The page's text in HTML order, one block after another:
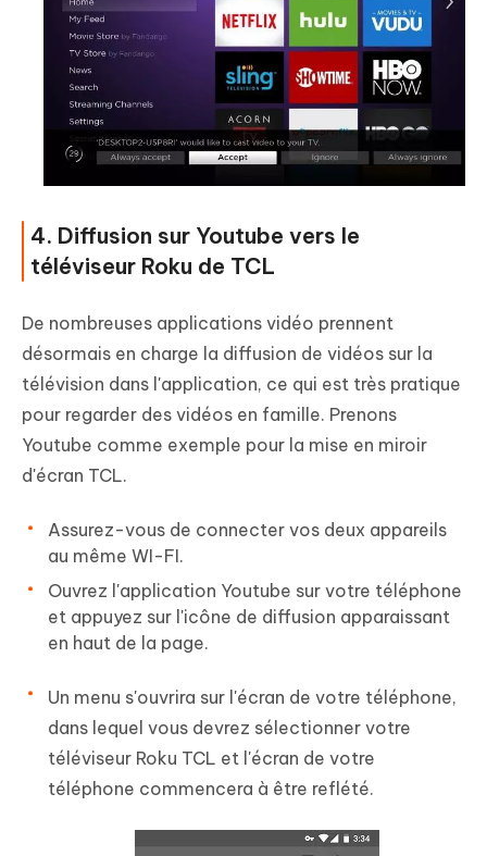
4. Diffusion sur Youtube vers le
téléviseur Roku de TCL
De nombreuses applications vidéo prennent
désormais en charge la diffusion de vidéos sur la
télévision dans l'application, ce qui est très pratique
pour regarder des vidéos en famille. Prenons
Youtube comme exemple pour la mise en miroir
d'écran TCL.
Assurez-vous de connecter vos deux appareils
au même WI-FI.
Ouvrez l'application Youtube sur votre téléphone
et appuyez sur l'icône de diffusion apparaissant
en haut de la page.
Un menu s'ouvrira sur l'écran de votre téléphone,
dans lequel vous devrez sélectionner votre
téléviseur Roku TCL et l'écran de votre
téléphone commencera à être reflété.